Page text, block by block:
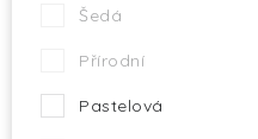
Šedá
Přírodní
Pastelová